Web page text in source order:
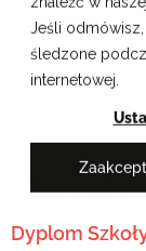
Jeśli
śledzone
internetowej.
Przejdź
treści
Dyplom